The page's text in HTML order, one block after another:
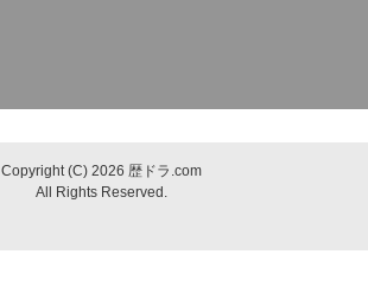
Copyright (C) 2026 歴ドラ.com
All Rights Reserved.